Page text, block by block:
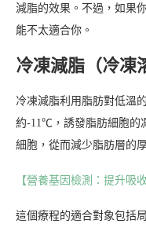
減脂的效果。不過，如果
能不太適合你。
冷凍減脂（冷凍
冷凍減脂利用脂肪對低溫
約-11℃，誘發脂肪細胞的
細胞，從而減少脂肪層的
【營養基因檢測：提升吸
這個療程的適合對象包括